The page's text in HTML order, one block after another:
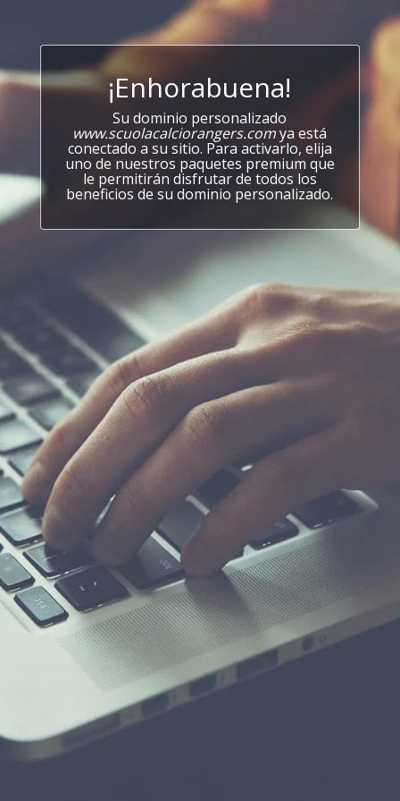
¡Enhorabuena!
Su dominio personalizado
www.scuolacalciorangers.comya está
conectado a su sitio. Para activarlo, elija
uno de nuestros paquetes premium que
le permitirán disfrutar de todos los
beneficios de su dominio personalizado.